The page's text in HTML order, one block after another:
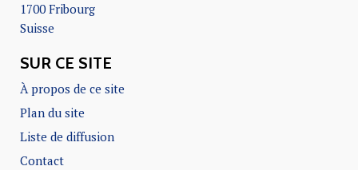
1700 Fribourg
Suisse
SUR CE SITE
À propos de ce site
Plan du site
Liste de diffusion
Contact